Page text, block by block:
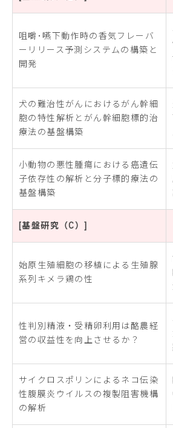
咀嚼･嚥下動作時の香気フレーバ
ーリリース予測システムの構築と
開発
犬の難治性がんにおけるがん幹細
胞の特性解析とがん幹細胞標的治
療法の基盤構築
小動物の悪性腫瘍における癌遺伝
子依存性の解析と分子標的療法の
基盤構築
[基盤研究（C）]
始原生殖細胞の移植による生殖腺
系列キメラ鶏の性
性判別精液・受精卵利用は酪農経
営の収益性を向上させるか？
サイクロスポリンによるネコ伝染
性腹膜炎ウイルスの複製阻害機構
の解析